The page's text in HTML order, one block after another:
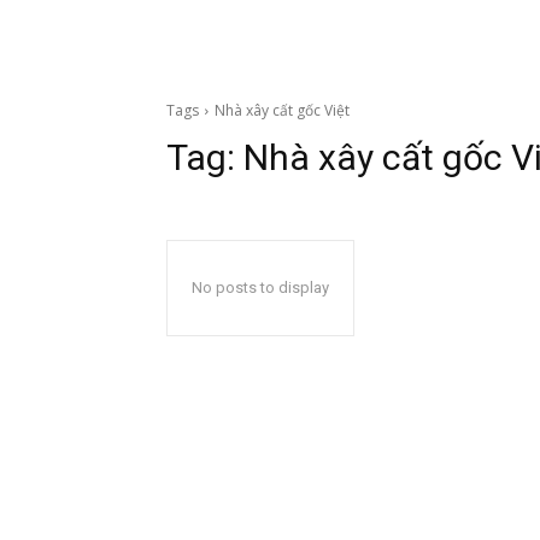
Tags Nhà xây cất gốc Việt
Tag: Nhà xây cất gốc
No posts to display